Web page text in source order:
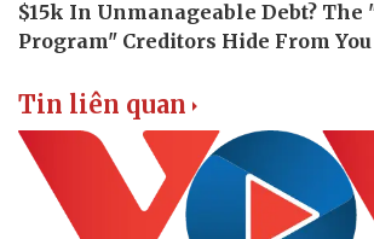
Tin liên quan